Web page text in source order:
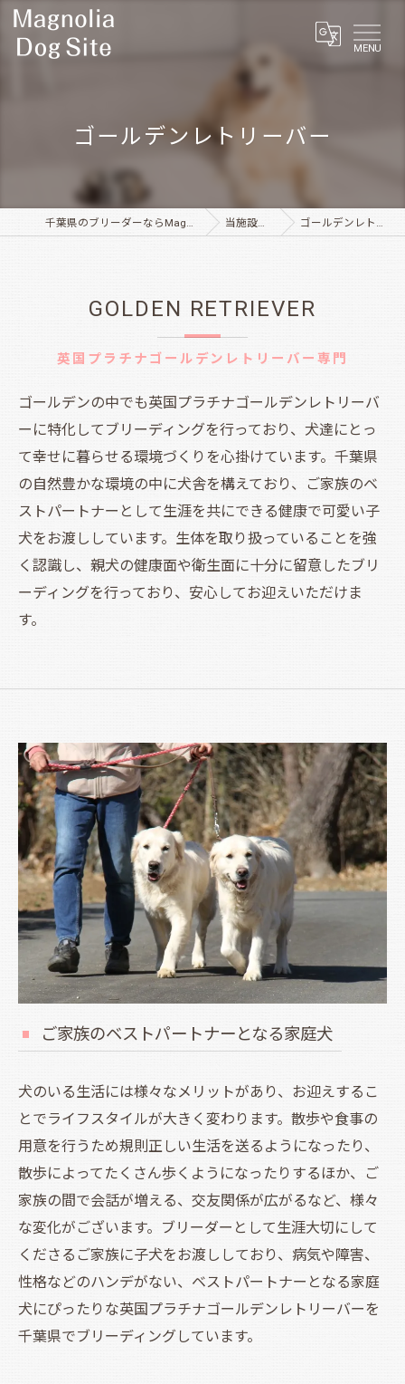
MENU
ゴールデンレトリーバー
千葉県のブリーダーならMagnolia Dog Site 当施設の特徴 ゴールデンレトリーバー
英国プラチナゴールデンレトリーバー専門
GOLDEN RETRIEVER
ゴールデンの中でも英国プラチナゴールデンレトリーバ
ーに特化してブリーディングを行っており、犬達にとっ
て幸せに暮らせる環境づくりを心掛けています。千葉県
の自然豊かな環境の中に犬舎を構えており、ご家族のベ
ストパートナーとして生涯を共にできる健康で可愛い子
犬をお渡ししています。生体を取り扱っていることを強
く認識し、親犬の健康面や衛生面に十分に留意したブリ
ーディングを行っており、安心してお迎えいただけま
す。
ご家族のベストパートナーとなる家庭犬
犬のいる生活には様々なメリットがあり、お迎えするこ
とでライフスタイルが大きく変わります。散歩や食事の
用意を行うため規則正しい生活を送るようになったり、
散歩によってたくさん歩くようになったりするほか、ご
家族の間で会話が増える、交友関係が広がるなど、様々
な変化がございます。ブリーダーとして生涯大切にして
くださるご家族に子犬をお渡ししており、病気や障害、
性格などのハンデがない、ベストパートナーとなる家庭
犬にぴったりな英国プラチナゴールデンレトリーバーを
千葉県でブリーディングしています。